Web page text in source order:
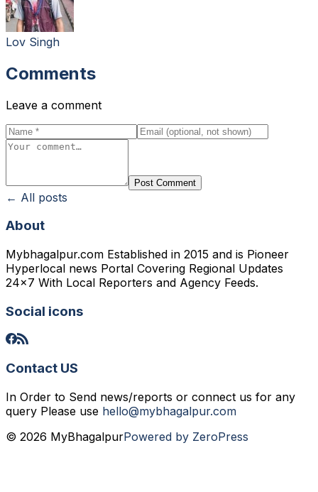
Lov Singh
Comments
Leave a comment
Post Comment
← All posts
About
Mybhagalpur.com Established in 2015 and is Pioneer
Hyperlocal news Portal Covering Regional Updates
24x7 With Local Reporters and Agency Feeds.
Social icons
Contact US
In Order to Send news/reports or connect us for any
query Please use hello@mybhagalpur.com
© 2026 MyBhagalpurPowered by ZeroPress